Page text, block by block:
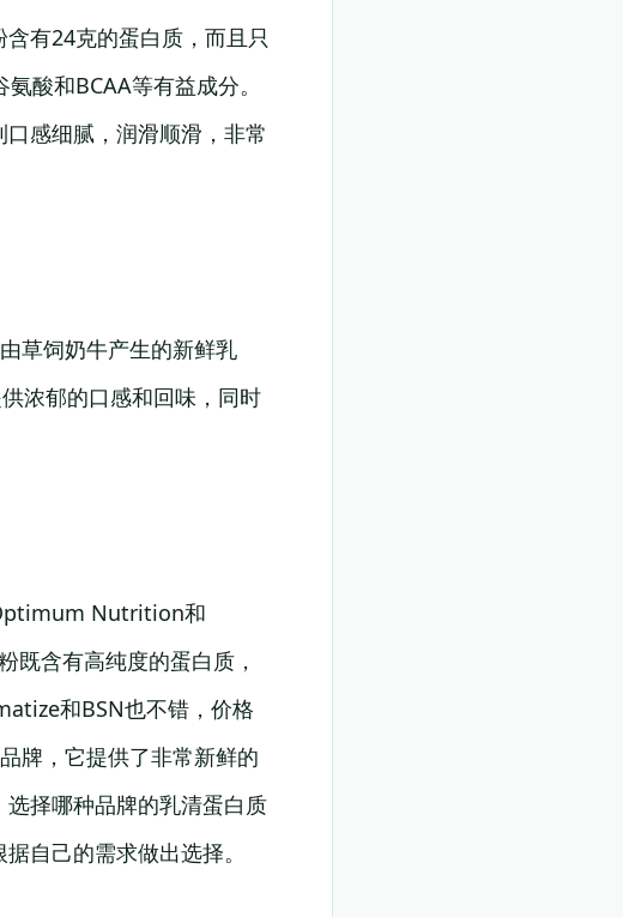
有24克的蛋白质，而且只
酸和BCAA等有益成分。
感细腻，润滑顺滑，非常
草饲奶牛产生的新鲜乳
浓郁的口感和回味，同时
Nutrition和
既含有高纯度的蛋白质，
和BSN也不错，价格
牌，它提供了非常新鲜的
择哪种品牌的乳清蛋白质
自己的需求做出选择。